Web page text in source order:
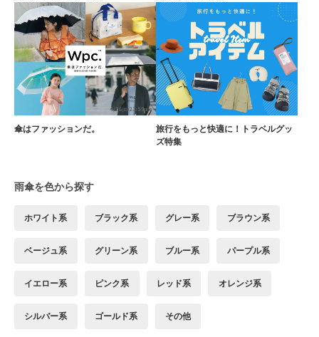
傘はファッションだ。
旅行をもっと快適に！トラベルグッ
ズ特集
雨傘を色から探す
ホワイト系 ブラック系 グレー系 ブラウン系
ベージュ系 グリーン系 ブルー系 パープル系
イエロー系 ピンク系 レッド系 オレンジ系
シルバー系 ゴールド系 その他